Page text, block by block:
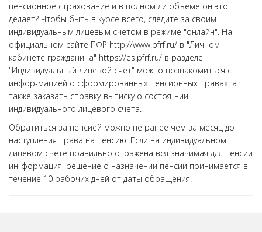
пенсионное страхование и в полном ли объеме он это
делает? Чтобы быть в курсе всего, следите за своим
индивидуальным лицевым счетом в режиме "онлайн". На
официальном сайте ПФР http://www.pfrf.ru/ в "Личном
кабинете гражданина" https://es.pfrf.ru/ в разделе
"Индивидуальный лицевой счет" можно познакомиться с
инфор-мацией о сформированных пенсионных правах, а
также заказать справку-выписку о состоя-нии
индивидуального лицевого счета.
Обратиться за пенсией можно не ранее чем за месяц до
наступления права на пенсию. Если на индивидуальном
лицевом счете правильно отражена вся значимая для пенсии
ин-формация, решение о назначении пенсии принимается в
течение 10 рабочих дней от даты обращения.